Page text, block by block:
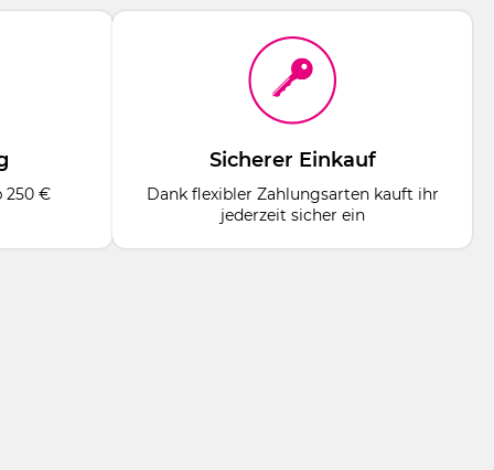
250 €
Sicherer Einkauf
Dank flexibler Zahlungsarten kauft ihr
jederzeit sicher ein